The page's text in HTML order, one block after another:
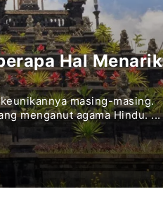
Hal Menarik
masing-masing.
menganut agama Hindu. ...